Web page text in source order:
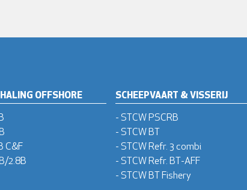
OFFSHORE
C&F
2.8B
SCHEEPVAART & VISSERIJ
- STCW PSCRB
- STCW BT
- STCW Refr. 3 combi
- STCW Refr. BT-AFF
- STCW BT Fishery